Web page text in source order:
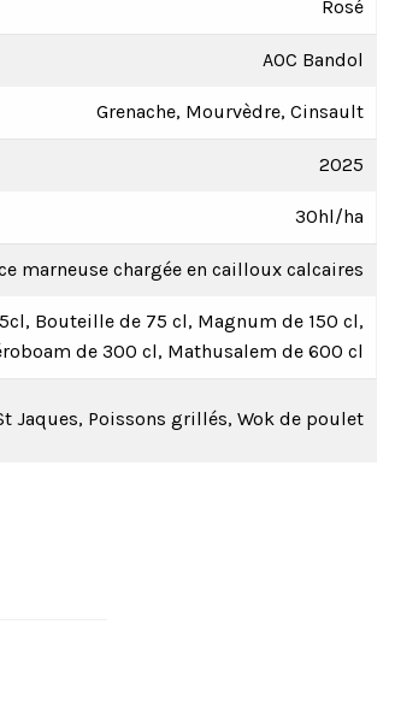
Rosé
AOC Bandol
Grenache, Mourvèdre, Cinsault
2025
30hl/ha
marneuse chargée en cailloux calcaires
Bouteille de 75 cl, Magnum de 150 cl,
de 300 cl, Mathusalem de 600 cl
Jaques, Poissons grillés, Wok de poulet